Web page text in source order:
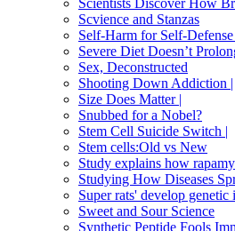
Scientists Discover How
Scvience and Stanzas
Self-Harm for Self-Defense
Severe Diet Doesn’t
Sex, Deconstructed
Shooting Down Addiction |
Size Does Matter |
Snubbed for a Nobel?
Stem Cell Suicide Switch |
Stem cells:Old vs New
Study explains how
Studying How Diseases
Super rats' develop
Sweet and Sour Science
Synthetic Peptide Fools